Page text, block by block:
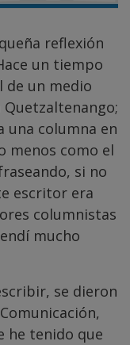
reflexión
un tiempo
un medio
una columna en
menos como el
si no
escritor era
columnistas
mucho
se dieron
he tenido que